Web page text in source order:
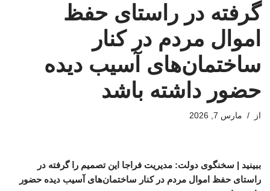
گرفته در راستای حفظ
اموال مردم در کنار
ساختمان‌های آسیب دیده
حضور داشته باشد
از مارس 7, 2026
ببینید | سخنگوی دولت: مدیریت فراجا این تصمیم را گرفته در
راستای حفظ اموال مردم در کنار ساختمان‌های آسیب دیده حضور